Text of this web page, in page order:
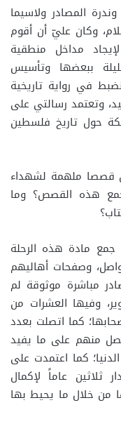
المصادر ولاسيما
وكان عليّ أن أقوم
مداخل منطقية
ببعضها وتأسيس
في رواية تاريخية
وتعتمد رسالتي على
حول تاريخ فلسطين
قصصا ملهمة لشهداء
هذه القصص؟ وما
مادة هذه الرحلة
وصفحات أهاليهم
مباشرة موثوقة لم
وفيها العشرات من
كما اتصلت بعدد
منهم على ما يفيد
كما اعتمدت على
عاماً لإكمال
من خلال ما يحيط بها